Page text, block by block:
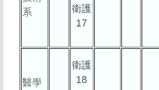
系
衛護
17
醫學
衛護
18